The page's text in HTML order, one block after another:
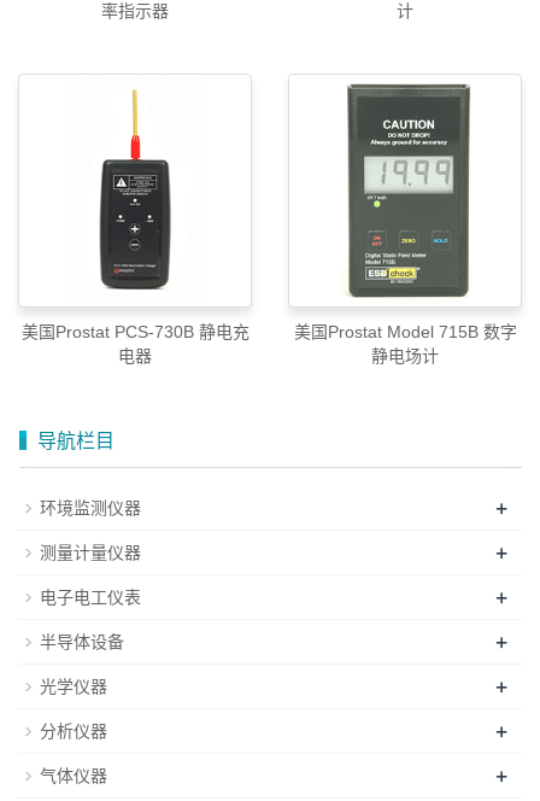
率指示器
计
美国Prostat PCS-730B 静电充
电器
美国Prostat Model 715B 数字
静电场计
导航栏目
环境监测仪器 +
测量计量仪器 +
电子电工仪表 +
半导体设备 +
光学仪器 +
分析仪器 +
气体仪器 +